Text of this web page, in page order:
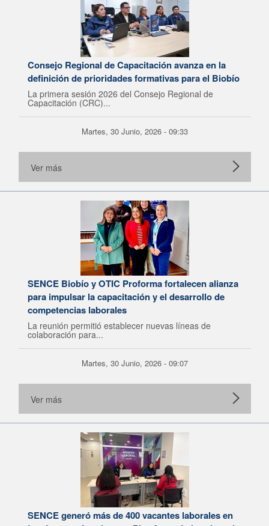
Consejo Regional de Capacitación avanza en la
definición de prioridades formativas para el Biobío
La primera sesión 2026 del Consejo Regional de
Capacitación (CRC)...
Martes, 30 Junio, 2026 - 09:33
Ver más
SENCE Biobío y OTIC Proforma fortalecen alianza
para impulsar la capacitación y el desarrollo de
competencias laborales
La reunión permitió establecer nuevas líneas de
colaboración para...
Martes, 30 Junio, 2026 - 09:07
Ver más
SENCE generó más de 400 vacantes laborales en